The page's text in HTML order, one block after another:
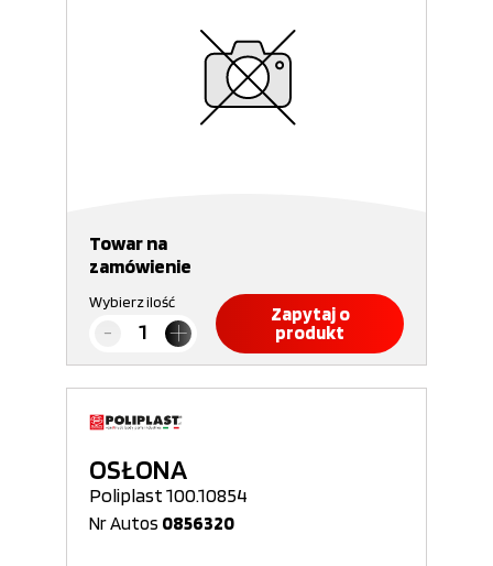
Towar na
zamówienie
Wybierz ilość
Zapytaj o
produkt
OSŁONA
Poliplast 100.10854
Nr Autos 0856320